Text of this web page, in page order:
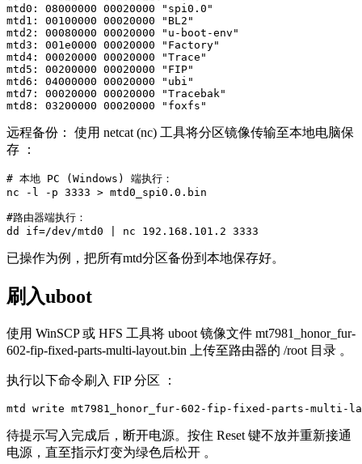
mtd0: 08000000 00020000 "spi0.0"
mtd1: 00100000 00020000 "BL2"
mtd2: 00080000 00020000 "u-boot-env"
mtd3: 001e0000 00020000 "Factory"
mtd4: 00020000 00020000 "Trace"
mtd5: 00200000 00020000 "FIP"
mtd6: 04000000 00020000 "ubi"
mtd7: 00020000 00020000 "Tracebak"
mtd8: 03200000 00020000 "foxfs"
远程备份： 使用 netcat (nc) 工具将分区镜像传输至本地电脑保
存 ：
# 本地 PC (Windows) 端执行：
nc -l -p 3333 > mtd0_spi0.0.bin
#路由器端执行：
dd if=/dev/mtd0 | nc 192.168.101.2 3333
已操作为例，把所有mtd分区备份到本地保存好。
刷入uboot
使用 WinSCP 或 HFS 工具将 uboot 镜像文件 mt7981_honor_fur-
602-fip-fixed-parts-multi-layout.bin 上传至路由器的 /root 目录 。
执行以下命令刷入 FIP 分区 ：
mtd write mt7981_honor_fur-602-fip-fixed-parts-multi-
待提示写入完成后，断开电源。按住 Reset 键不放并重新接通
电源，直至指示灯变为绿色后松开 。